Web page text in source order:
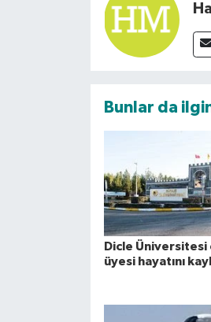
Bunlar da
Dicle
üyesi hayatını